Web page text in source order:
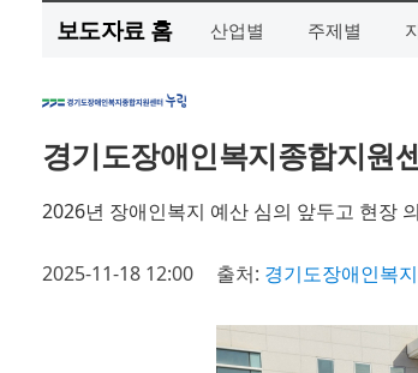
보도자료 홈 산업별 주제별
경기도장애인복지종합지원
2026년 장애인복지 예산 심의 앞두고 현장
2025-11-18 12:00 출처: 경기도장애인복